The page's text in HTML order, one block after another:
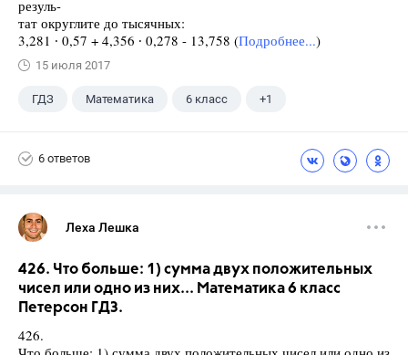
резуль-
тат округлите до тысячных:
3,281 ∙ 0,57 + 4,356 ∙ 0,278 - 13,758 (Подробнее...)
15 июля 2017
ГДЗ Математика 6 класс +1
6 ответов
Леха Лешка
426. Что больше: 1) сумма двух положительных
чисел или одно из них... Математика 6 класс
Петерсон ГДЗ.
426.